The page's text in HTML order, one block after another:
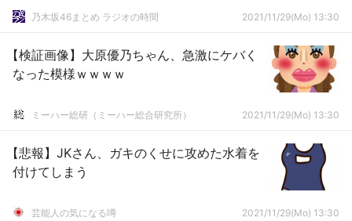
乃木坂46まとめ ラジオの時間 2021/11/29(Mo) 13:30
【検証画像】大原優乃ちゃん、急激にケバく
なった模様ｗｗｗｗ
ミーハー総研（ミーハー総合研究所） 2021/11/29(Mo) 13:30
【悲報】JKさん、ガキのくせに攻めた水着を
付けてしまう
芸能人の気になる噂 2021/11/29(Mo) 13:30